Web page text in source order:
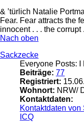
& ’türlich Natalie
Fear. Fear attracts the
innocent . . . the
Nach oben
Sackzecke
Everyone Posts: I
Beiträge: 77
Registriert:
Wohnort: NRW/
Kontaktdaten:
Kontaktdaten von
ICQ